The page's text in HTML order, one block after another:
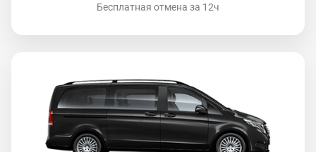
Бесплатная отмена за 12ч